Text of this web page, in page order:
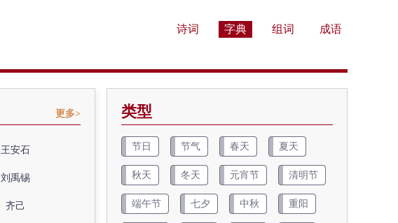
诗词 字典 组词 成语
更多>
王安石
刘禹锡
齐己
类型
节日 节气 春天 夏天
秋天 冬天 元宵节 清明节
端午节 七夕 中秋 重阳